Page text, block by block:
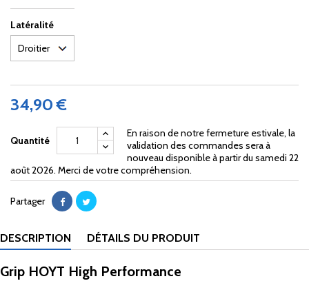
Latéralité
34,90 €
Quantité
En raison de notre fermeture estivale, la
validation des commandes sera à
nouveau disponible à partir du samedi 22
août 2026. Merci de votre compréhension.
Partager
DESCRIPTION DÉTAILS DU PRODUIT
Grip HOYT High Performance